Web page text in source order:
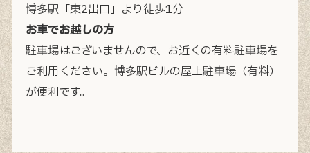
博多駅「東2出口」より徒歩1分
お車でお越しの方
駐車場はございませんので、お近くの有料駐車場を
ご利用ください。 博多駅ビルの屋上駐車場（有料）
が便利です。